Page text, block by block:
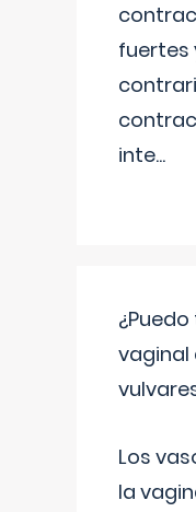
fuertes
inte...
vaginal
Los
la